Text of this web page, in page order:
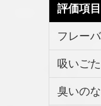
評価項目
フレー
吸いごた
臭いの